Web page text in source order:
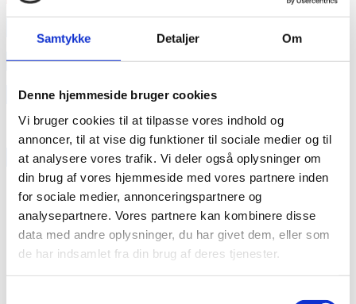
Samtykke Detaljer Om
Denne hjemmeside bruger cookies
Vi bruger cookies til at tilpasse vores indhold og
annoncer, til at vise dig funktioner til sociale medier og til
at analysere vores trafik. Vi deler også oplysninger om
din brug af vores hjemmeside med vores partnere inden
for sociale medier, annonceringspartnere og
analysepartnere. Vores partnere kan kombinere disse
data med andre oplysninger, du har givet dem, eller som
de har indsamlet fra din brug af deres tjenester.
annonce
Like us
RAINBOW BUSINESS DENMARK